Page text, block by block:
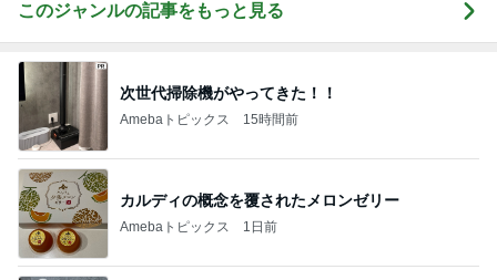
このジャンルの記事をもっと見る
次世代掃除機がやってきた！！
Amebaトピックス 15時間前
カルディの概念を覆されたメロンゼリー
Amebaトピックス 1日前